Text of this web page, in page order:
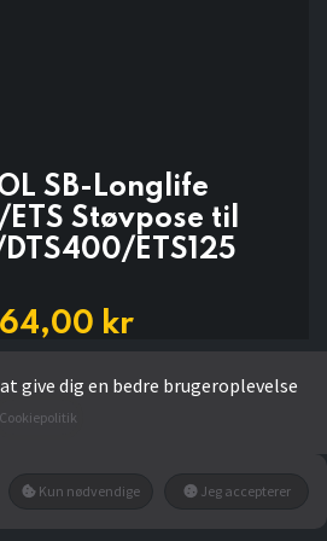
SB-Longlife
ETS Støvpose til
ETS125
kr
Add to wishlist
Ikke på lager
give dig en bedre brugeroplevelse
Cookiepolitik
Kun nødvendige Jeg accepterer